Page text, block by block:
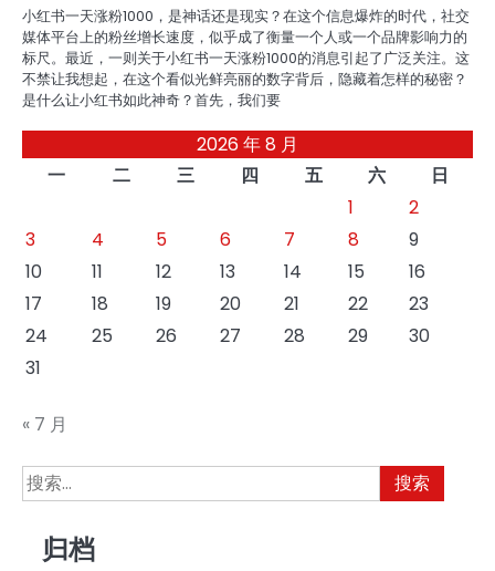
小红书一天涨粉1000，是神话还是现实？在这个信息爆炸的时代，社交
媒体平台上的粉丝增长速度，似乎成了衡量一个人或一个品牌影响力的
标尺。最近，一则关于小红书一天涨粉1000的消息引起了广泛关注。这
不禁让我想起，在这个看似光鲜亮丽的数字背后，隐藏着怎样的秘密？
是什么让小红书如此神奇？首先，我们要
2026 年 8 月
一
二 三 四 五 六
日
1
2
3
4 5 6 7 8
9
10
11 12 13 14 15
16
17
18 19 20 21 22
23
24
25 26 27 28 29
30
31
« 7 月
搜
索：
归档